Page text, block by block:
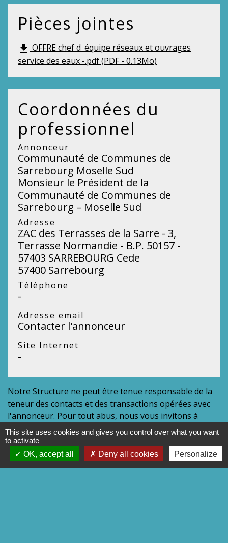
Pièces jointes
file_download OFFRE chef d_équipe réseaux et ouvrages
service des eaux -.pdf (PDF - 0.13Mo)
Coordonnées du
professionnel
Annonceur
Communauté de Communes de
Sarrebourg Moselle Sud
Monsieur le Président de la
Communauté de Communes de
Sarrebourg – Moselle Sud
Adresse
ZAC des Terrasses de la Sarre - 3,
Terrasse Normandie - B.P. 50157 -
57403 SARREBOURG Cede
57400 Sarrebourg
Téléphone
-
Adresse email
Contacter l'annonceur
Site Internet
-
Notre Structure ne peut être tenue responsable de la
teneur des contacts et des transactions opérées avec
l'annonceur. Pour tout abus, nous vous invitons à
contacter l'équipe du site afin que nous puissions
éventuellement retirer l'annonce.
This site uses cookies and gives you control over what you want
to activate
OK, accept all
Deny all cookies Personalize